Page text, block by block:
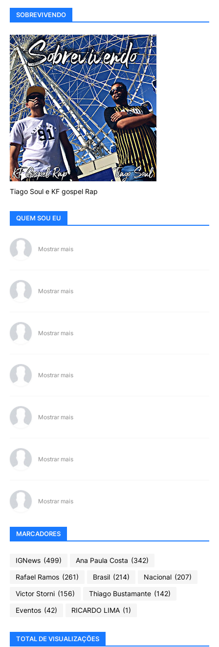
SOBREVIVENDO
Tiago Soul e KF gospel Rap
QUEM SOU EU
Mostrar mais
Mostrar mais
Mostrar mais
Mostrar mais
Mostrar mais
Mostrar mais
Mostrar mais
MARCADORES
IGNews (499) Ana Paula Costa (342)
Rafael Ramos (261) Brasil (214) Nacional (207)
Victor Storni (156) Thiago Bustamante (142)
Eventos (42) RICARDO LIMA (1)
TOTAL DE VISUALIZAÇÕES